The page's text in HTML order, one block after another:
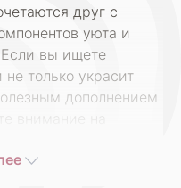
друг с
уюта и
Если вы ищете
только украсит
дополнением